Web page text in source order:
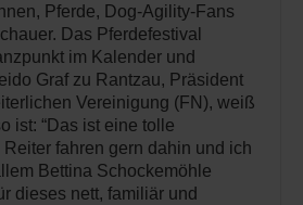
Pferde, Dog-Agility-Fans
Das Pferdefestival
im Kalender und
Graf zu Rantzau, Präsident
Vereinigung (FN), weiß
ist: “Das ist eine tolle
fahren gern dahin und ich
Bettina Schockemöhle
dieses nett, familiär und